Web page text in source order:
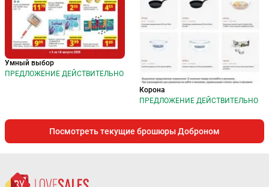
Умный выбор
ПРЕДЛОЖЕНИЕ ДЕЙСТВИТЕЛЬНО
Корона
ПРЕДЛОЖЕНИЕ ДЕЙСТВИТЕЛЬНО
Посмотреть текущие брошюры Доброном